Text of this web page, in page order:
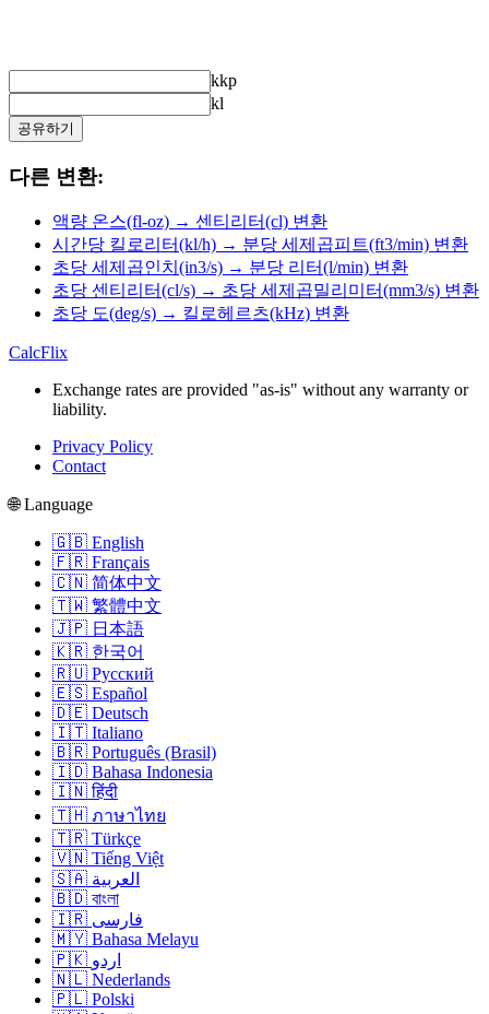
kkp
kl
공유하기
다른 변환:
액량 온스(fl-oz) → 센티리터(cl) 변환
시간당 킬로리터(kl/h) → 분당 세제곱피트(ft3/min) 변환
초당 세제곱인치(in3/s) → 분당 리터(l/min) 변환
초당 센티리터(cl/s) → 초당 세제곱밀리미터(mm3/s) 변환
초당 도(deg/s) → 킬로헤르츠(kHz) 변환
CalcFlix
Exchange rates are provided "as-is" without any warranty or
liability.
Privacy Policy
Contact
🌐 Language
🇬🇧 English
🇫🇷 Français
🇨🇳 简体中文
🇹🇼 繁體中文
🇯🇵 日本語
🇰🇷 한국어
🇷🇺 Русский
🇪🇸 Español
🇩🇪 Deutsch
🇮🇹 Italiano
🇧🇷 Português (Brasil)
🇮🇩 Bahasa Indonesia
🇮🇳 हिंदी
🇹🇭 ภาษาไทย
🇹🇷 Türkçe
🇻🇳 Tiếng Việt
🇸🇦 العربية
🇧🇩 বাংলা
🇮🇷 فارسی
🇲🇾 Bahasa Melayu
🇵🇰 اردو
🇳🇱 Nederlands
🇵🇱 Polski